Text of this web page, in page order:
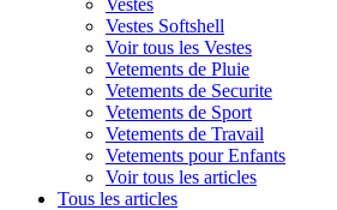
Vestes
Vestes Softshell
Voir tous les Vestes
Vetements de Pluie
Vetements de Securite
Vetements de Sport
Vetements de Travail
Vetements pour Enfants
Voir tous les articles
Tous les articles